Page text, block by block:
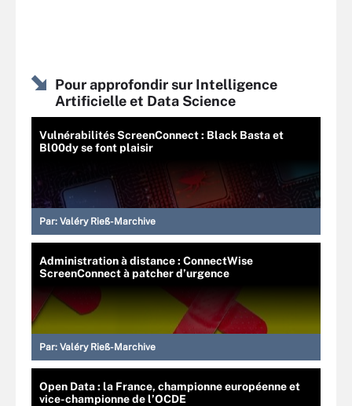
Pour approfondir sur Intelligence
Artificielle et Data Science
Vulnérabilités ScreenConnect : Black Basta et
Bl00dy se font plaisir
Par: Valéry Rieß-Marchive
Administration à distance : ConnectWise
ScreenConnect à patcher d’urgence
Par: Valéry Rieß-Marchive
Open Data : la France, championne européenne et
vice-championne de l’OCDE